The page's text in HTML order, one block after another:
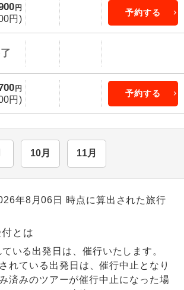
円
円)
予約する
円
円)
予約する
10月 11月
年8月06日 時点に算出された旅行
とは
いる出発日は、催行いたします。
れている出発日は、催行中止となり
済みのツアーが催行中止になった場